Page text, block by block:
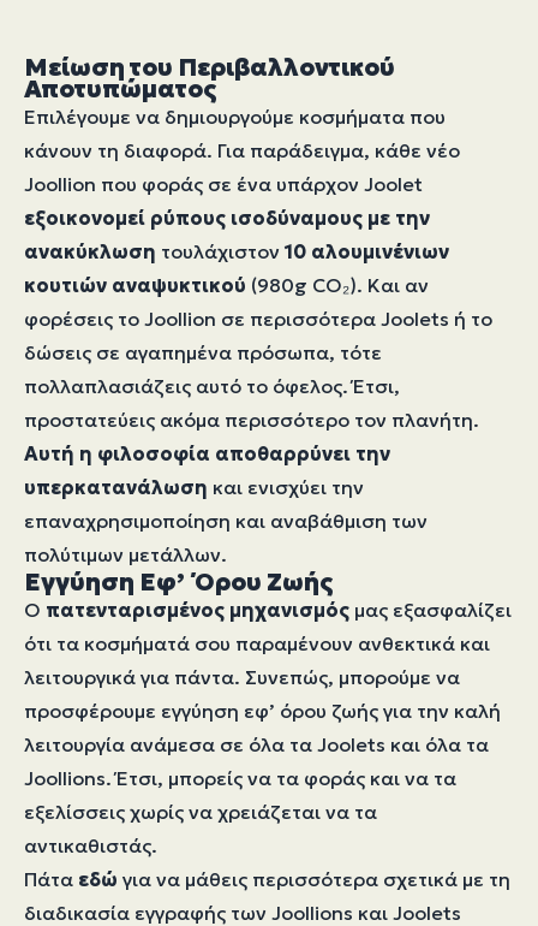
Μείωση του Περιβαλλοντικού
Αποτυπώματος
Επιλέγουμε να δημιουργούμε κοσμήματα που
κάνουν τη διαφορά. Για παράδειγμα, κάθε νέο
Joollion που φοράς σε ένα υπάρχον Joolet
εξοικονομεί ρύπους ισοδύναμους με την
ανακύκλωση τουλάχιστον 10 αλουμινένιων
κουτιών αναψυκτικού (980g CO₂). Και αν
φορέσεις το Joollion σε περισσότερα Joolets ή το
δώσεις σε αγαπημένα πρόσωπα, τότε
πολλαπλασιάζεις αυτό το όφελος. Έτσι,
προστατεύεις ακόμα περισσότερο τον πλανήτη.
Αυτή η φιλοσοφία αποθαρρύνει την
υπερκατανάλωση και ενισχύει την
επαναχρησιμοποίηση και αναβάθμιση των
πολύτιμων μετάλλων.
Εγγύηση Εφ’ Όρου Ζωής
Ο πατενταρισμένος μηχανισμός μας εξασφαλίζει
ότι τα κοσμήματά σου παραμένουν ανθεκτικά και
λειτουργικά για πάντα. Συνεπώς, μπορούμε να
προσφέρουμε εγγύηση εφ’ όρου ζωής για την καλή
λειτουργία ανάμεσα σε όλα τα Joolets και όλα τα
Joollions. Έτσι, μπορείς να τα φοράς και να τα
εξελίσσεις χωρίς να χρειάζεται να τα
αντικαθιστάς.
Πάτα εδώ για να μάθεις περισσότερα σχετικά με τη
διαδικασία εγγραφής των Joollions και Joolets